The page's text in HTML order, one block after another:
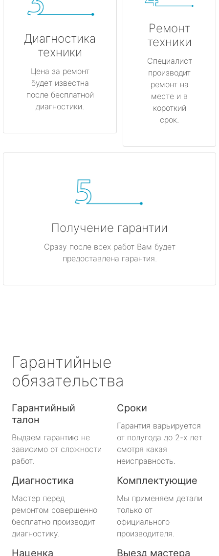
Диагностика
техники
Цена за ремонт
будет известна
после бесплатной
диагностики.
Ремонт
техники
Специалист
производит
ремонт на
месте и в
короткий
срок.
Получение гарантии
Сразу после всех работ Вам будет
предоставлена гарантия.
Гарантийные
обязательства
Гарантийный
талон
Выдаем гарантию не
зависимо от сложности
работ.
Сроки
Гарантия варьируется
от полугода до 2-х лет
смотря какая
неисправность.
Диагностика
Мастер перед
ремонтом совершенно
бесплатно производит
диагностику.
Комплектующие
Мы применяем детали
только от
официального
производителя.
Наценка Выезд мастера